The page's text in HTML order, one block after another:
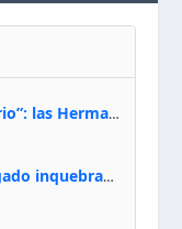
“La Biblia, el Santísimo y el Rosario”: las Hermanas de Belén, evacuadas por el incendio de Huelva, España
De Connecticut a Chiclayo: El Legado inquebrantable de Monseñor Juan Tomis Stack